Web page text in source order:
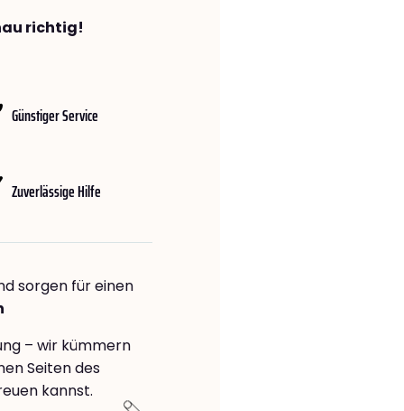
richtig!
Günstiger Service
Zuverlässige Hilfe
sorgen für einen
– wir kümmern
Seiten des
kannst.